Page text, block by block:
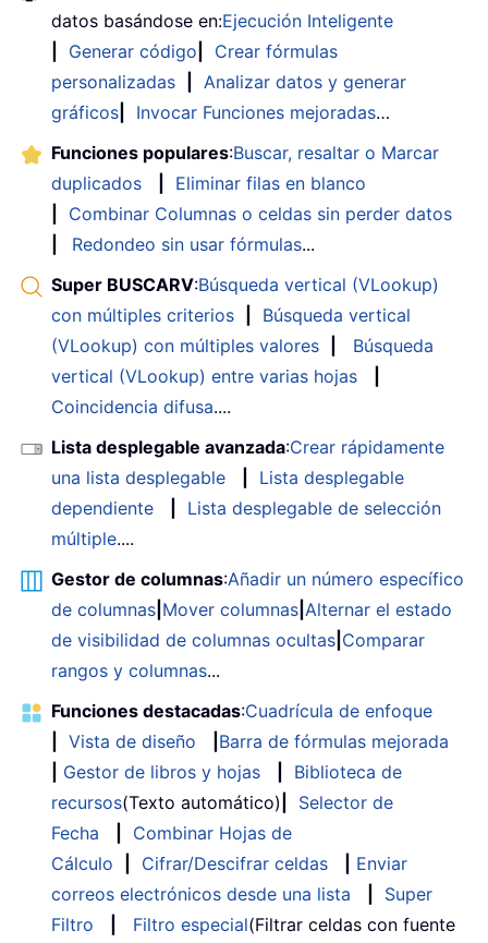
datos basándose en:Ejecución Inteligente
Generar código
Crear fórmulas
personalizadas
Analizar datos y generar
gráficos
Invocar Funciones mejoradas…
Funciones populares:Buscar, resaltar o Marcar
duplicados
Eliminar filas en blanco
Combinar Columnas o celdas sin perder datos
Redondeo sin usar fórmulas...
Super BUSCARV:Búsqueda vertical (VLookup)
con múltiples criterios
Búsqueda vertical
(VLookup) con múltiples valores
Búsqueda
vertical (VLookup) entre varias hojas
Coincidencia difusa....
Lista desplegable avanzada:Crear rápidamente
una lista desplegable
Lista desplegable
dependiente
Lista desplegable de selección
múltiple....
Gestor de columnas:Añadir un número específico
de columnas Mover columnas Alternar el estado
de visibilidad de columnas ocultas Comparar
rangos y columnas...
Funciones destacadas:Cuadrícula de enfoque
Vista de diseño
Barra de fórmulas mejorada
Gestor de libros y hojas
Biblioteca de
recursos(Texto automático)
Selector de
Fecha
Combinar Hojas de
Cálculo
Cifrar/Descifrar celdas
Enviar
correos electrónicos desde una lista
Super
Filtro
Filtro especial(Filtrar celdas con fuente